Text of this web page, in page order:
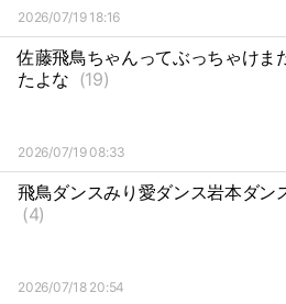
2026/07/19 18:16
佐藤飛鳥ちゃんってぶっちゃけま
たよな (19)
2026/07/19 08:33
飛鳥ダンスみり愛ダンス岩本ダン
(4)
2026/07/18 20:54